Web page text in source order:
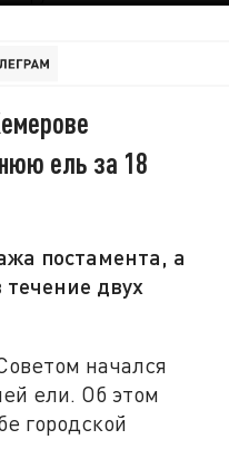
ель за 18
постамента, а
двух
начался
ели. Об этом
городской